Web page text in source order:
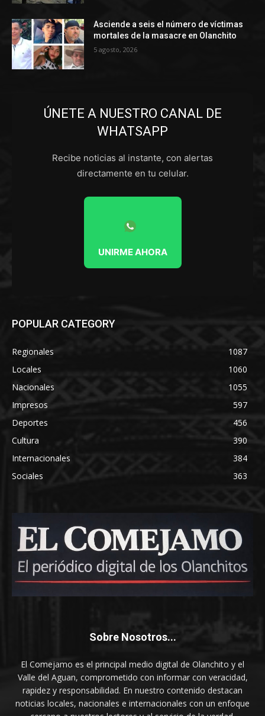
Asciende a seis el número de víctimas
mortales de la masacre en Olanchito
5 agosto, 2026
ÚNETE A NUESTRO CANAL DE
WHATSAPP
Recibe noticias al instante, con alertas
directamente en tu celular.
UNIRME AHORA
POPULAR CATEGORY
Regionales
1087
Locales
1060
Nacionales
1055
Impresos
597
Deportes
456
Cultura
390
Internacionales
384
Sociales
363
Sobre Nosotros...
El Comejamo es el principal medio digital de Olanchito y el
Valle del Aguan, comprometido con informar con veracidad,
rapidez y responsabilidad. En nuestro contenido destacan
noticias locales, nacionales e internacionales con un enfoque